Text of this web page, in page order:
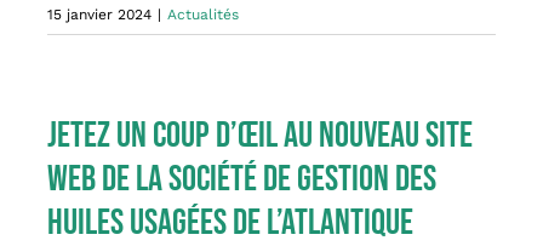
15 janvier 2024 | Actualités
Jetez un coup d’œil au nouveau site
web de la Société de gestion des
huiles usagées de l’Atlantique